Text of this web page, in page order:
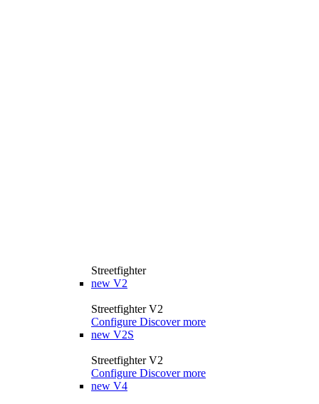
Streetfighter
new V2
Streetfighter V2
Configure Discover more
new V2S
Streetfighter V2
Configure Discover more
new V4